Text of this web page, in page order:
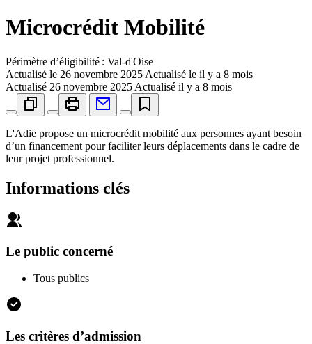
Microcrédit Mobilité
Périmètre d’éligibilité : Val-d'Oise
Actualisé le 26 novembre 2025 Actualisé le il y a 8 mois
Actualisé 26 novembre 2025 Actualisé il y a 8 mois
L'Adie propose un microcrédit mobilité aux personnes ayant besoin
d’un financement pour faciliter leurs déplacements dans le cadre de
leur projet professionnel.
Informations clés
Le public concerné
Tous publics
Les critères d’admission